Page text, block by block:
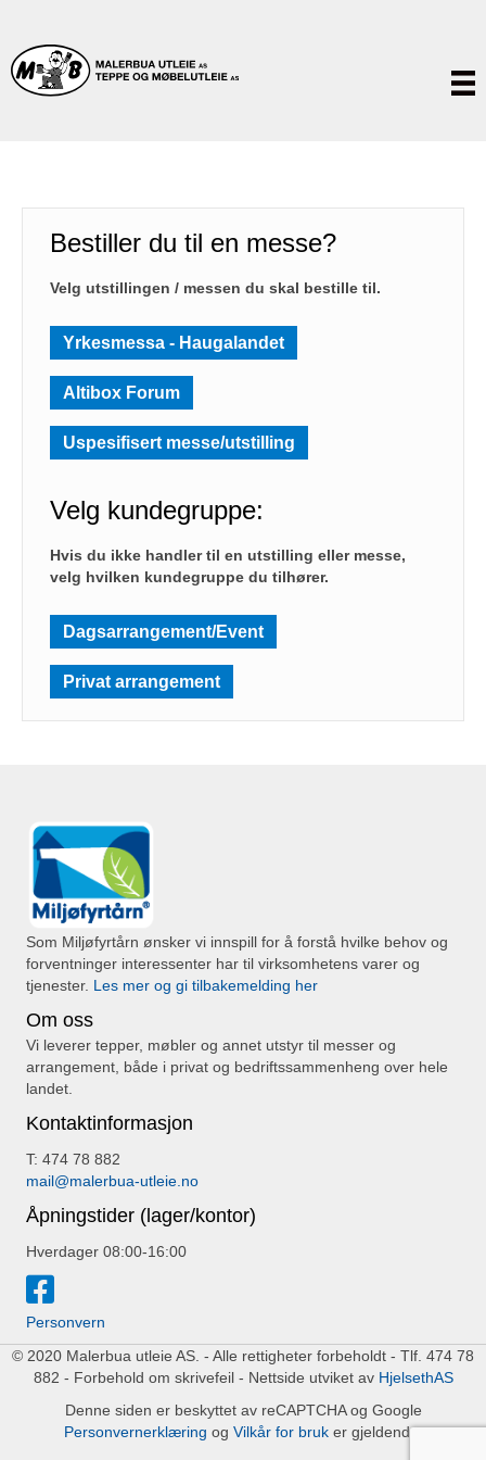
Bestiller du til en messe?
Velg utstillingen / messen du skal bestille til.
Yrkesmessa - Haugalandet
Altibox Forum
Uspesifisert messe/utstilling
Velg kundegruppe:
Hvis du ikke handler til en utstilling eller messe,
velg hvilken kundegruppe du tilhører.
Dagsarrangement/Event
Privat arrangement
Som Miljøfyrtårn ønsker vi innspill for å forstå hvilke behov og
forventninger interessenter har til virksomhetens varer og
tjenester. Les mer og gi tilbakemelding her
Om oss
Vi leverer tepper, møbler og annet utstyr til messer og
arrangement, både i privat og bedriftssammenheng over hele
landet.
Kontaktinformasjon
T: 474 78 882
mail@malerbua-utleie.no
Åpningstider (lager/kontor)
Hverdager 08:00-16:00
Personvern
© 2020 Malerbua utleie AS. - Alle rettigheter forbeholdt - Tlf. 474 78
882 - Forbehold om skrivefeil - Nettside utviket av HjelsethAS
Denne siden er beskyttet av reCAPTCHA og Google
Personvernerklæring og Vilkår for bruker gjeldende.